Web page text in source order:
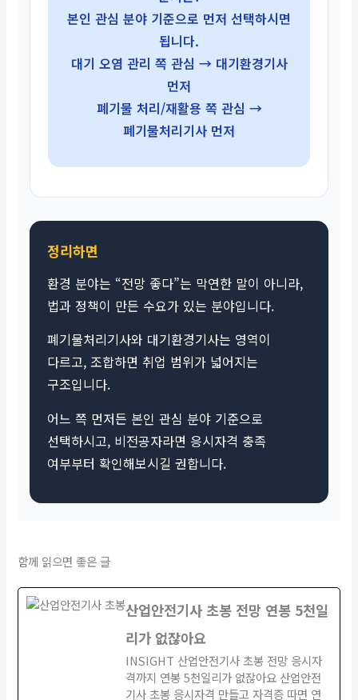
본인 관심 분야 기준으로 먼저 선택하시면
됩니다.
대기 오염 관리 쪽 관심 → 대기환경기사
먼저
폐기물 처리/재활용 쪽 관심 →
폐기물처리기사 먼저
정리하면
환경 분야는 “전망 좋다”는 막연한 말이 아니라,
법과 정책이 만든 수요가 있는 분야입니다.
폐기물처리기사와 대기환경기사는 영역이
다르고, 조합하면 취업 범위가 넓어지는
구조입니다.
어느 쪽 먼저든 본인 관심 분야 기준으로
선택하시고, 비전공자라면 응시자격 충족
여부부터 확인해보시길 권합니다.
함께 읽으면 좋은 글
산업안전기사 초봉 전망 연봉 5천일
리가 없잖아요
INSIGHT 산업안전기사 초봉 전망 응시자
격까지 연봉 5천일리가 없잖아요 산업안전
기사 초봉 응시자격 만들고 자격증 따면 연